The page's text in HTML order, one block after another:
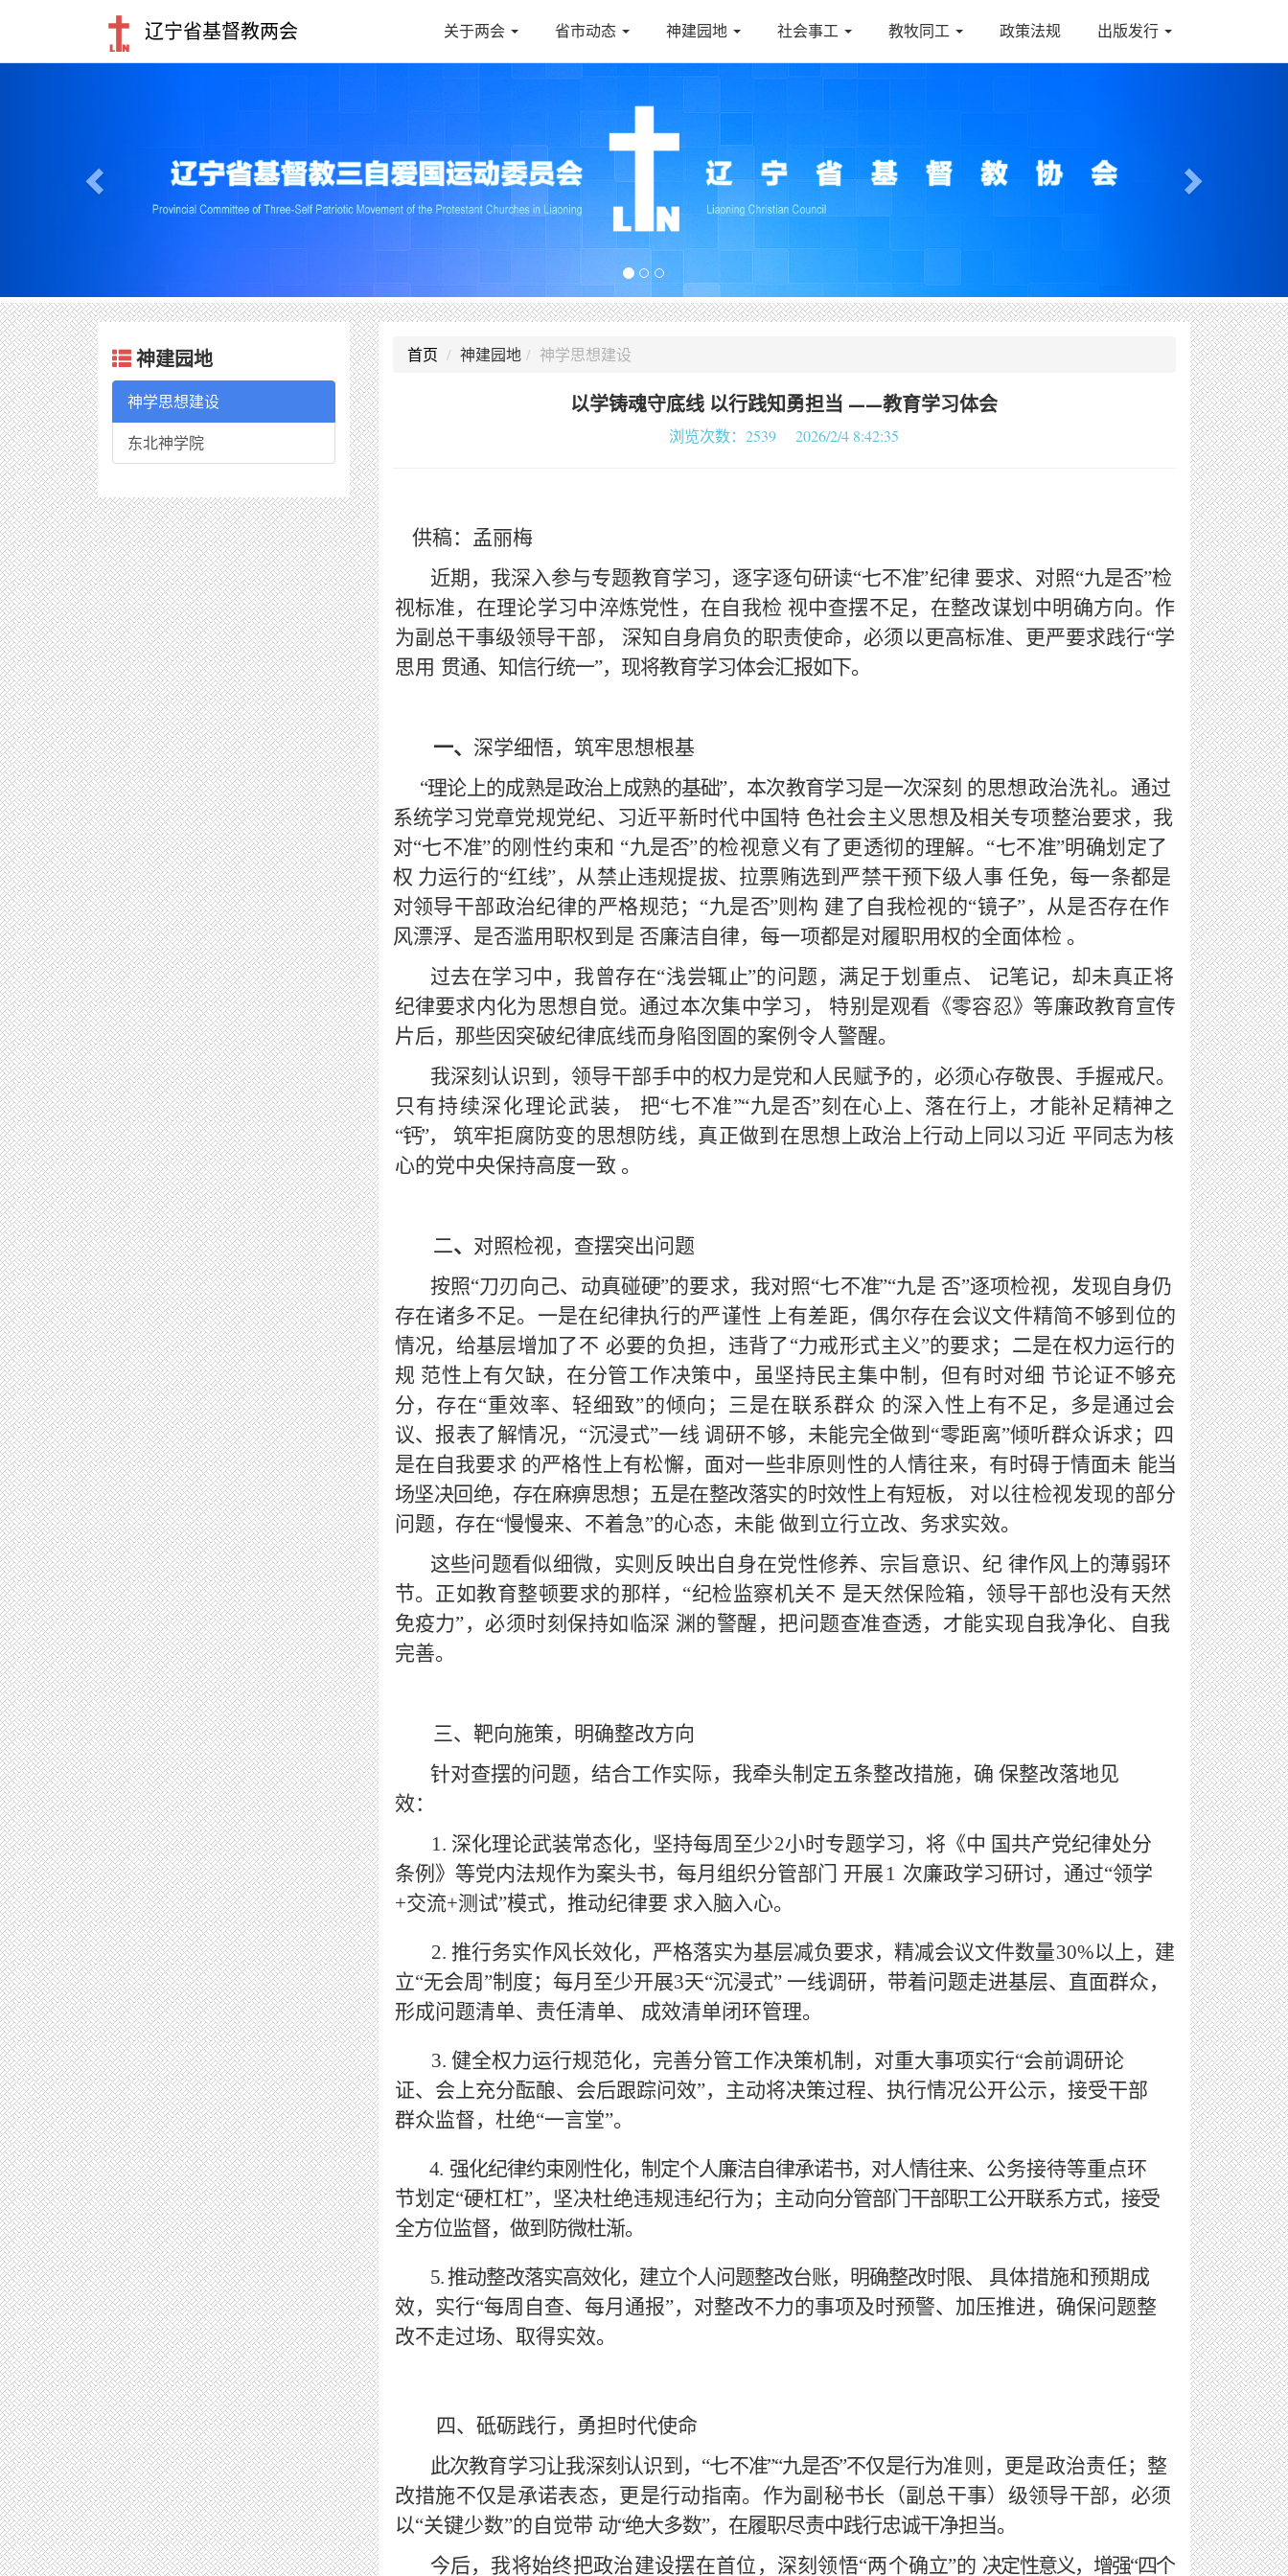
辽宁省基督教两会 关于两会 省市动态 神建园地 社会事工 教牧同工 政策法规 出版发行
神建园地
神学思想建设
东北神学院
首页 神建园地 神学思想建设
以学铸魂守底线 以行践知勇担当 ——教育学习体会
浏览次数：2539 2026/2/4 8:42:35
供稿：孟丽梅
近期，我深入参与专题教育学习，逐字逐句研读“七不准”纪律 要求、对照“九是否”检
视标准，在理论学习中淬炼党性，在自我检 视中查摆不足，在整改谋划中明确方向。作
为副总干事级领导干部，
深知自身肩负的职责使命，必须以更高标准、更严要求践行“学
思用 贯通、知信行统一”，现将教育学习体会汇报如下。
一、 深学细悟，筑牢思想根基
“理论上的成熟是政治上成熟的基础”，本次教育学习是一次深刻 的思想政治洗礼。通过
系统学习党章党规党纪、习近平新时代中国特 色社会主义思想及相关专项整治要求，我
对“七不准”的刚性约束和 “九是否”的检视意义有了更透彻的理解。“七不准”明确划定了
权 力运行的“红线”，从禁止违规提拔、拉票贿选到严禁干预下级人事 任免，每一条都是
对领导干部政治纪律的严格规范； “九是否”则构 建了自我检视的“镜子”，从是否存在作
风漂浮、是否滥用 职权到是 否廉洁自律，每一项都是对履职用权的全面体检 。
过去在学习中，我曾存在“浅尝辄止”的问题， 满足于划重点、
记笔记，却未真正将
纪律要求内化为思想自觉。 通过本次集中学习，
特别是观看《零容忍》等廉政教育宣传
片后，那些因突破纪律底线而身陷囹圄的案例令人警醒。
我深刻认识到，领导干部手中的权力是党和人民赋予的，必须心存敬畏、手握戒尺。
只有持续深化理论武装，
把“七不准”“九是否”刻在心上、落在行上，才能补足精神之
“钙”， 筑牢拒腐防变的思想防线，真正做到在思想上政治上行动上同以习近 平同志为核
心的党中央保持高度一致 。
二、 对照检视，查摆突出问题
按照“刀刃向己、动真碰硬”的要求，我对照“七不准”“九是 否”逐项检视，发现自身仍
存在诸多不足。一是在纪律执行的严谨性
上有差距，偶尔存在会议文件精简不够到位的
情况，给基层增加了不 必要的负担，违背了“力戒形式主义”的要求；二是在权力运行的
规 范性上有欠缺，在分管工作决策中，虽坚持民主集中制，但有时对细 节论证不够充
分，存在“重效率、轻细致”的倾向；三是在联系群众 的深入性上有不足，多是通过会
议、报表了解情况， “沉浸式”一线 调研不够，未能完全做到 “零距离”倾听群众诉求；四
是在自我要求 的严格性上有松懈，面对一些非原则性的人情往来，有时碍于情面未 能当
场坚决回绝，存在麻痹思想；五是在整改落实的时效性上有短板，
对以往检视发现的部分
问题，存在“慢慢来、不着急”的心态，未能 做到立行立改、务求实效。
这些问题看似细微，实则反映出自身在党性修养、宗旨意识、纪 律作风上的薄弱环
节。正如教育整顿要求的那样， “纪检监察机关不 是天然保险箱，领导干部也没有天然
免疫力”，必须时刻保持如临深 渊的警醒，把问题查准查透，才能实现自我净化、
自我
完善。
三、靶向施策，明确整改方向
针对查摆的问题，结合工作实际，我牵头制定五条整改措施，确 保整改落地见
效：
1. 深化理论武装常态化，坚持每周至少2小时专题学习，将《中 国共产党纪律处分
条例》等党内法规作为案头书，每月组织分管部门 开展 1 次廉政学习研讨，通过“领学
+交流+测试”模式，推动纪律要 求入脑入心。
2. 推行务实作风长效化，严格落实为基层减负要求，精减会议文件数量30%以上，建
立“无会周 ”制度；每月至少开展3天“沉浸式” 一线调研，带着问题走进基层、直面群众，
形成问题清单、责任清单、
成效清单闭环管理。
3. 健全权力运行规范化，完善分管工作决策机制，对重大事项实行“会前调研论
证、会上充分酝酿、会后跟踪问效”， 主动将决策过程、执行情况公开公示，接受干部
群众监督，杜绝“一言堂”。
4. 强化纪律约束刚性化，制定个人廉洁自律承诺书，对人情往来、 公务接待等重点环
节划定“硬杠杠”，坚决杜绝违规违纪行为； 主动向分管部门干部职工公开联系方式，接受
全方位监督，做到防微杜渐。
5. 推动整改落实高效化，建立个人问题整改台账， 明确整改时限、
具体措施和预期成
效，实行“每周自查、每月通报”，对整改不力的事项及时预警、加压推进，确保问题整
改不走过场、取得实效。
四、砥砺践行，勇担时代使命
此次教育学习让我深刻认识到， “七不准”“九是否”不仅是行为准则，更是政治责任；整
改措施不仅是承诺表态，更是行动指南。作为副秘书长（副总干事）级领导干部，必须
以“关键少数”的自觉带 动“绝大多数”，在履职尽责中践行忠诚干净担当。
今后，我将始终把政治建设摆在首位，深刻领悟“两个确立”的 决定性意义，增强“四个